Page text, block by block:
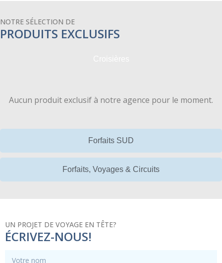
NOTRE SÉLECTION DE
PRODUITS EXCLUSIFS
Forfaits SUD
Forfaits, Voyages & Circuits
Aucun produit exclusif à notre agence pour le moment.
UN PROJET DE VOYAGE EN TÊTE?
ÉCRIVEZ-NOUS!